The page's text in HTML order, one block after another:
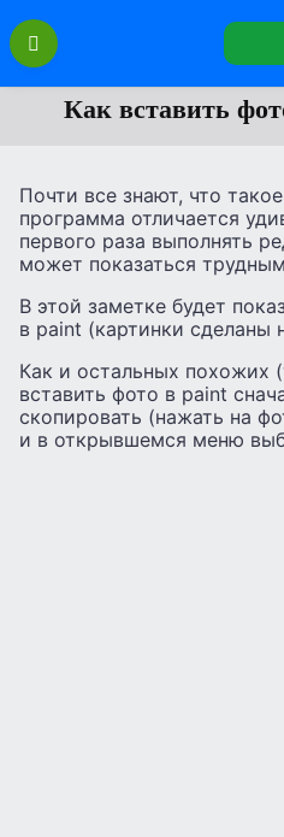
Перейти
содержаниюКак вставить
Почти все знают, что
программа отличается
первого раза выполнять
может показаться
В этой заметке будет
в paint (картинки сделаны
Как и остальных похожих
вставить фото в paint
скопировать (нажать на
и в открывшемся меню